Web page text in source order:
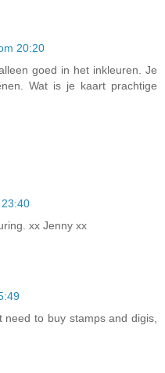
20:20
goed in het inkleuren. Je
Wat is je kaart prachtige
xx Jenny xx
to buy stamps and digis,